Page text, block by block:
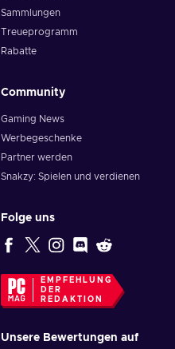
Sammlungen
Treueprogramm
Rabatte
Community
Gaming News
Werbegeschenke
Partner werden
Snakzy: Spielen und verdienen
Folge uns
EMPFEHLUNG
DER
REDAKTION
Unsere Bewertungen auf